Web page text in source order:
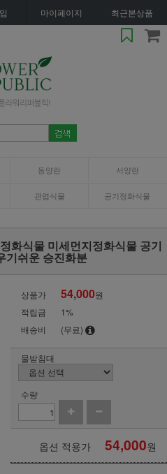
마이페이지 최근본상품
동양란 서양란
관엽식물 공기정화식물
화식물 미세먼지정화식물 공기
기쉬운 승진화분
상품가 54,000원
적립금
1%
배송비
(무료)
물받침대
수량
옵션 적용가 54,000원